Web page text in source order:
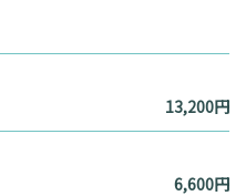
13,200円
6,600円